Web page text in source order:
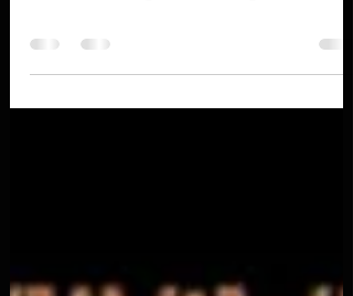
eZine Security is a Lifestyle - VOL 01